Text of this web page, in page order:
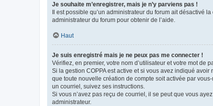
Je souhaite m’enregistrer, mais je n’y parviens pas !
Il est possible qu’un administrateur du forum ait désactivé
administrateur du forum pour obtenir de l’aide.
Haut
Je suis enregistré mais je ne peux pas me connecter !
Vérifiez, en premier, votre nom d’utilisateur et votre mot de
Si la gestion COPPA est active et si vous avez indiqué
que toute nouvelle création de compte soit activée par
un courriel, suivez ses instructions.
Si vous n’avez pas reçu de courriel, il se peut que vous
administrateur.